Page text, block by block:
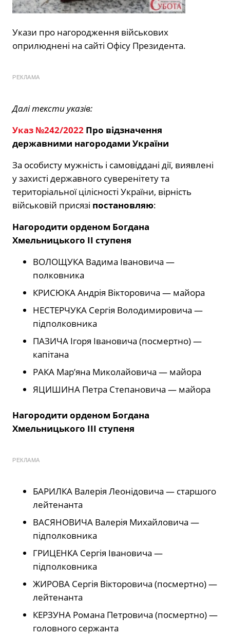
Укази про нагородження військових
оприлюднені на сайті Офісу Президента.
РЕКЛАМА
Далі тексти указів:
Указ №242/2022 Про відзначення
державними нагородами України
За особисту мужність і самовіддані дії, виявлені
у захисті державного суверенітету та
територіальної цілісності України, вірність
військовій присязі постановляю:
Нагородити орденом Богдана
Хмельницького ІІ ступеня
ВОЛОЩУКА Вадима Івановича —
полковника
КРИСЮКА Андрія Вікторовича — майора
НЕСТЕРЧУКА Сергія Володимировича —
підполковника
ПАЗИЧА Ігоря Івановича (посмертно) —
капітана
РАКА Мар’яна Миколайовича — майора
ЯЦИШИНА Петра Степановича — майора
Нагородити орденом Богдана
Хмельницького ІІІ ступеня
РЕКЛАМА
БАРИЛКА Валерія Леонідовича — старшого
лейтенанта
ВАСЯНОВИЧА Валерія Михайловича —
підполковника
ГРИЦЕНКА Сергія Івановича —
підполковника
ЖИРОВА Сергія Вікторовича (посмертно) —
лейтенанта
КЕРЗУНА Романа Петровича (посмертно) —
головного сержанта